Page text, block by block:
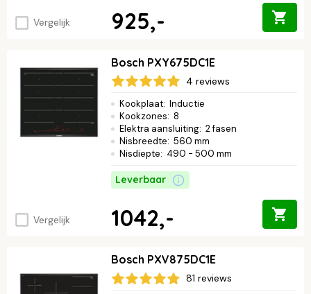
Vergelijk 925,-
Vergelijk
Bosch PXY675DC1E
4 reviews
Kookplaat: Inductie
Kookzones: 8
Elektra aansluiting: 2 fasen
Nisbreedte: 560 mm
Nisdiepte: 490 - 500 mm
Leverbaar
1042,-
Bosch PXV875DC1E
81 reviews